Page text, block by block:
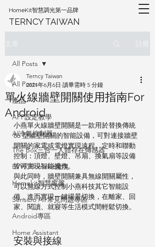
HomeKit智慧調光第一品牌
TERNCY TAIWAN
All Posts
產品
APP設定教學
AI冷氣控制器
The Box三合一人體存在傳感器
EVVR Homekit魔塊
Homekit智慧窗簾
Sensibo Air常見問題專區
Android專區
Home Assistant
All Posts
單火線牆壁開關使用指南For
Android
Terncy Taiwan
2021年6月6日 讀畢需時 5 分鐘
小燕單火線牆壁開關是一款用於替換傳統
86 型牆壁開關的智能設備，可對連接牆壁
開關的家電或電燈實現遠程、定時和聯動
控制：頂燈、壁燈、吊扇、換氣扇等設備
皆可實現智能操作。
與此同時，牆壁開關兼具無線開關屬性，
可以無線方式控制小燕科技其它智能設
備，進而實現一鍵場景切換，在離家、回
家、閱讀、就寢等生活模式間輕鬆切換。
安裝與接線